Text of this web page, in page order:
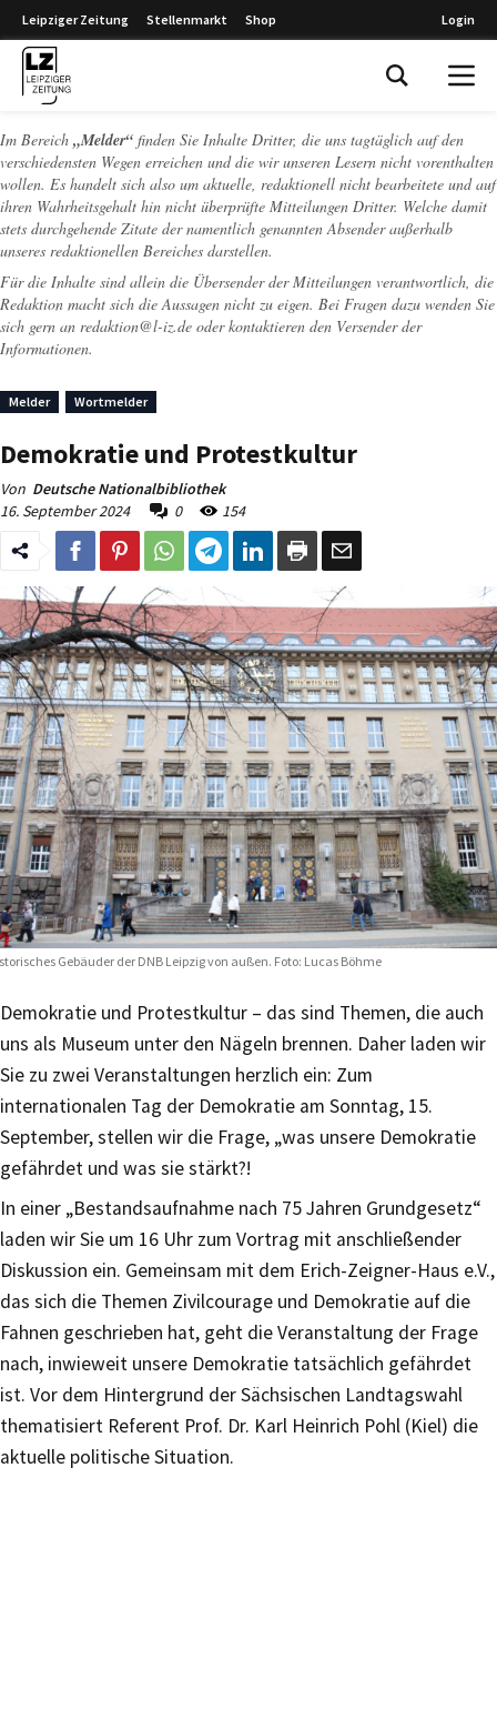
Leipziger Zeitung Stellenmarkt Shop Login
Im Bereich „Melder“ finden Sie Inhalte Dritter, die uns tagtäglich auf den
verschiedensten Wegen erreichen und die wir unseren Lesern nicht vorenthalten
wollen. Es handelt sich also um aktuelle, redaktionell nicht bearbeitete und auf
ihren Wahrheitsgehalt hin nicht überprüfte Mitteilungen Dritter. Welche damit
stets durchgehende Zitate der namentlich genannten Absender außerhalb
unseres redaktionellen Bereiches darstellen.
Für die Inhalte sind allein die Übersender der Mitteilungen verantwortlich, die
Redaktion macht sich die Aussagen nicht zu eigen. Bei Fragen dazu wenden Sie
sich gern an redaktion@l-iz.de oder kontaktieren den Versender der
Informationen.
Melder Wortmelder
Demokratie und Protestkultur
Von Deutsche Nationalbibliothek
16. September 2024
0 154
Gebäuder der DNB Leipzig von außen. Foto: Lucas Böhme
Demokratie und Protestkultur – das sind Themen, die auch
uns als Museum unter den Nägeln brennen. Daher laden wir
Sie zu zwei Veranstaltungen herzlich ein: Zum
internationalen Tag der Demokratie am Sonntag, 15.
September, stellen wir die Frage, „was unsere Demokratie
gefährdet und was sie stärkt?!
In einer „Bestandsaufnahme nach 75 Jahren Grundgesetz“
laden wir Sie um 16 Uhr zum Vortrag mit anschließender
Diskussion ein. Gemeinsam mit dem Erich-Zeigner-Haus e.V.,
das sich die Themen Zivilcourage und Demokratie auf die
Fahnen geschrieben hat, geht die Veranstaltung der Frage
nach, inwieweit unsere Demokratie tatsächlich gefährdet
ist. Vor dem Hintergrund der Sächsischen Landtagswahl
thematisiert Referent Prof. Dr. Karl Heinrich Pohl (Kiel) die
aktuelle politische Situation.